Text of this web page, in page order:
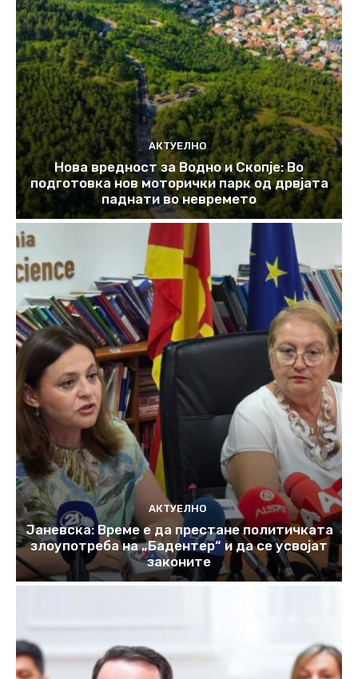
АКТУЕЛНО
Нова вредност за Водно и Скопје: Во
подготовка нов моторички парк од дрвјата
паднати во невремето
АКТУЕЛНО
Јаневска: Време е да престане политичката
злоупотреба на „Бадентер“ и да се усвојат
законите